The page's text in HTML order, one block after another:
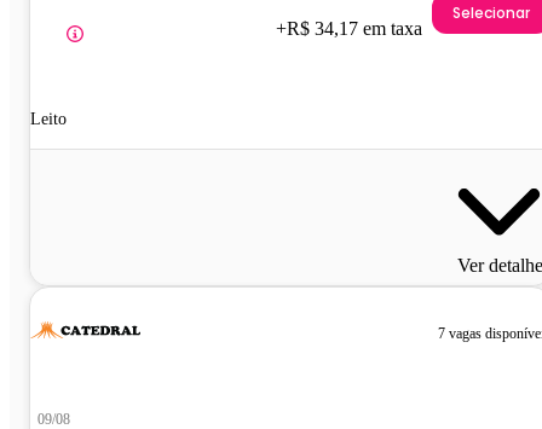
Leito
+R$ 34,17 em taxa
Selecionar
Ver
7 vagas
09/08